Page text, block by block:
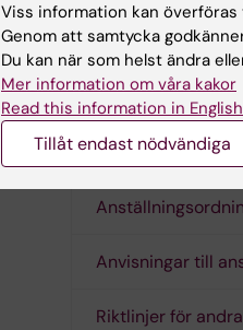
Professor
Länkar till
Anvisningar till
Riktlinjer för
Viss information kan överföras
Genom att samtycka
Du kan när som helst ändra
Mer information om våra kakor
Read this information in English
Tillåt endast nödvändiga